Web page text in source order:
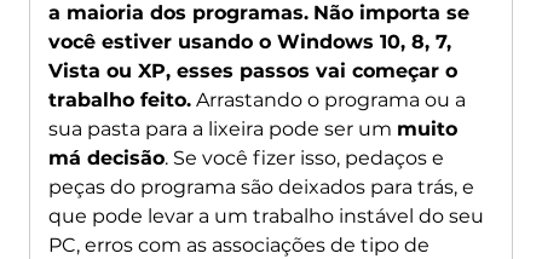
a maioria dos programas. Não importa se
você estiver usando o Windows 10, 8, 7,
Vista ou XP, esses passos vai começar o
trabalho feito.Arrastando o programa ou a
sua pasta para a lixeira pode ser um muito
má decisão. Se você fizer isso, pedaços e
peças do programa são deixados para trás, e
que pode levar a um trabalho instável do seu
PC, erros com as associações de tipo de